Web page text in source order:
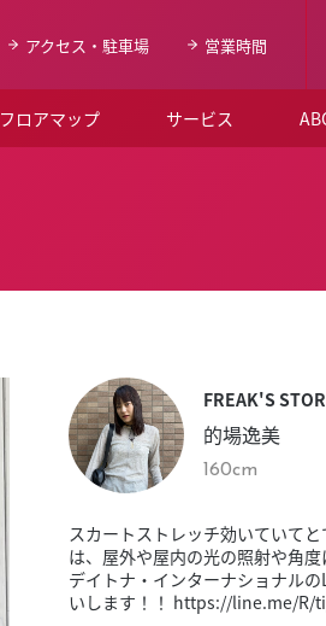
アクセス・駐車場 営業時間
フロアマップ サービス
SNSアカウン
LUCUAブラ
スタッフ募
スタッフ募集
方）
FREAK'S
的場逸美
160cm
スカートストレッチ効いていて
は、屋外や屋内の光の照射や角
デイトナ・インターナショナル
いします！！ https://line.me/R/